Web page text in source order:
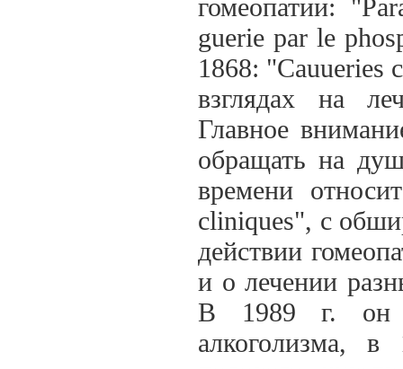
гомеопатии:
guerie par le
1868: "Cauueries
взглядах на
Главное
обращать на
времени
cliniques", с
действии
и о лечении
В 1989 г. он
алкоголизма,